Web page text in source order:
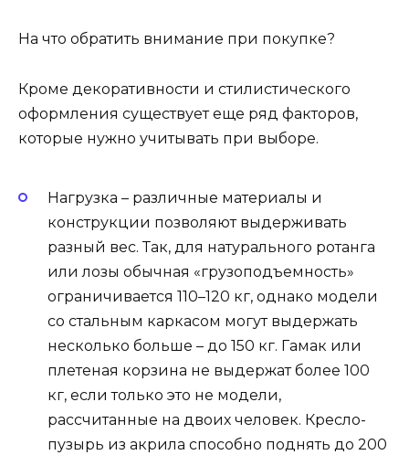
На что обратить внимание при покупке?
Кроме декоративности и стилистического
оформления существует еще ряд факторов,
которые нужно учитывать при выборе.
Нагрузка – различные материалы и
конструкции позволяют выдерживать
разный вес. Так, для натурального ротанга
или лозы обычная «грузоподъемность»
ограничивается 110–120 кг, однако модели
со стальным каркасом могут выдержать
несколько больше – до 150 кг. Гамак или
плетеная корзина не выдержат более 100
кг, если только это не модели,
рассчитанные на двоих человек. Кресло-
пузырь из акрила способно поднять до 200